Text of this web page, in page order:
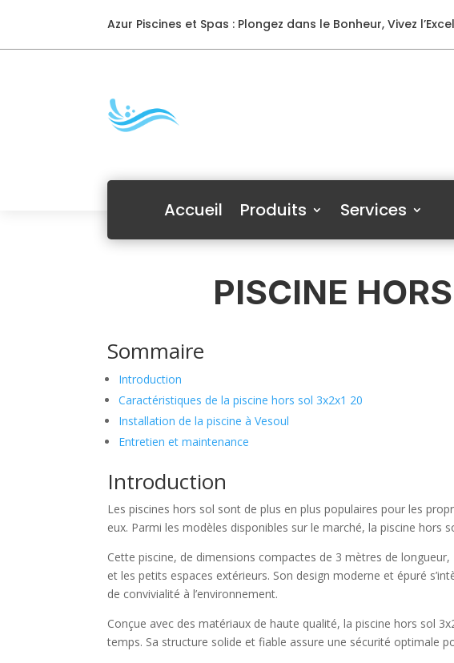
Azur Piscines et Spas : Plongez dans le Bonheur, Vivez
Accueil Produits Services
PISCINE
Sommaire
Introduction
Caractéristiques de la piscine hors sol 3x2x1 20
Installation de la piscine à Vesoul
Entretien et maintenance
Introduction
Les piscines hors sol sont de plus en plus populaires pour les
eux. Parmi les modèles disponibles sur le marché, la piscine hors
Cette piscine, de dimensions compactes de 3 mètres de
et les petits espaces extérieurs. Son design moderne et épuré
de convivialité à l’environnement.
Conçue avec des matériaux de haute qualité, la piscine hors sol
temps. Sa structure solide et fiable assure une sécurité optimale